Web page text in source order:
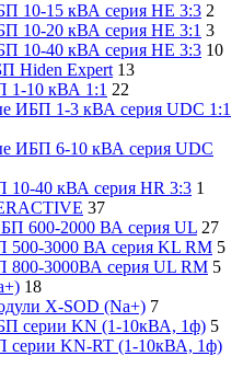
10-15 кВА серия HE 3:3 2
10-20 кВА серия HE 3:1 3
10-40 кВА серия HE 3:3 10
Hiden Expert 13
1-10 кВА 1:1 22
ИБП 1-3 кВА серия UDC 1:1
ИБП 6-10 кВА серия UDC
10-40 кВА серия HR 3:3 1
37
600-2000 ВА серия UL 27
500-3000 ВА серия KL RM 5
800-3000ВА серия UL RM 5
18
X-SOD (Na+) 7
серии KN (1-10кВА, 1ф) 5
серии KN-RT (1-10кВА, 1ф)